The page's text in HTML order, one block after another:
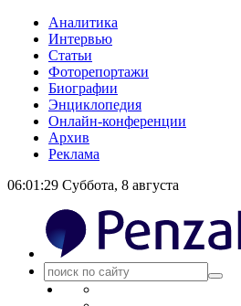
Аналитика
Интервью
Статьи
Фоторепортажи
Биографии
Энциклопедия
Онлайн-конференции
Архив
Реклама
06:01:30 Суббота, 8 августа